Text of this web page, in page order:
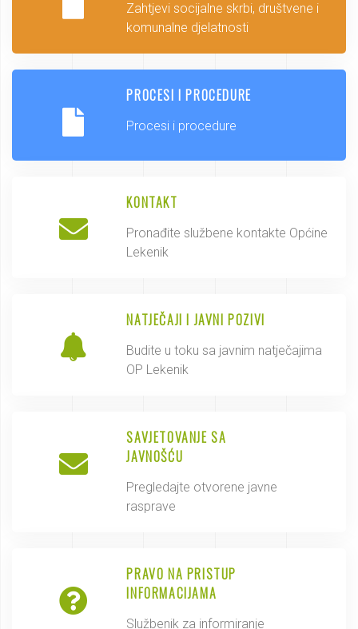
Zahtjevi socijalne skrbi, društvene i
komunalne djelatnosti
PROCESI I PROCEDURE
Procesi i procedure
KONTAKT
Pronađite službene kontakte Općine
Lekenik
NATJEČAJI I JAVNI POZIVI
Budite u toku sa javnim natječajima
OP Lekenik
SAVJETOVANJE SA
JAVNOŠĆU
Pregledajte otvorene javne
rasprave
PRAVO NA PRISTUP
INFORMACIJAMA
Službenik za informiranje